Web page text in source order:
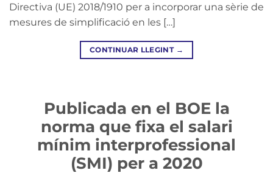
Directiva (UE) 2018/1910 per a incorporar una sèrie de
mesures de simplificació en les […]
CONTINUAR LLEGINT →
Publicada en el BOE la
norma que fixa el salari
mínim interprofessional
(SMI) per a 2020